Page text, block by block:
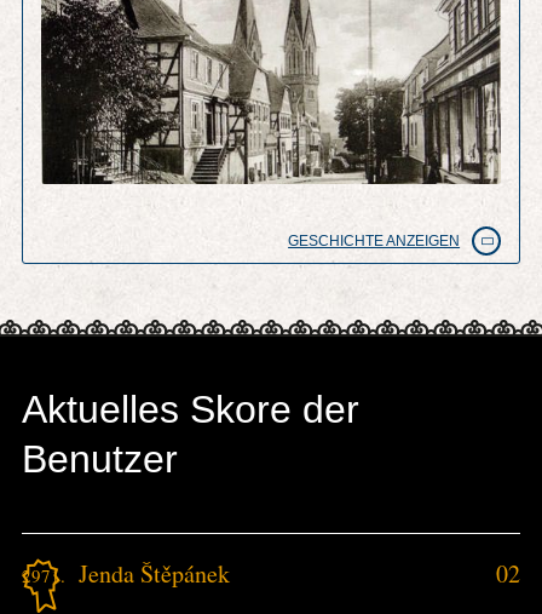
GESCHICHTE ANZEIGEN
Aktuelles Skore der
Benutzer
2971. Jenda Štěpánek 02